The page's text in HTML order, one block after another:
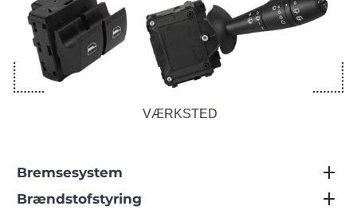
VÆRKSTED
Bremsesystem
Brændstofstyring